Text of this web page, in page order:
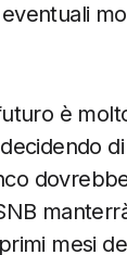
eventuali
è
mesi